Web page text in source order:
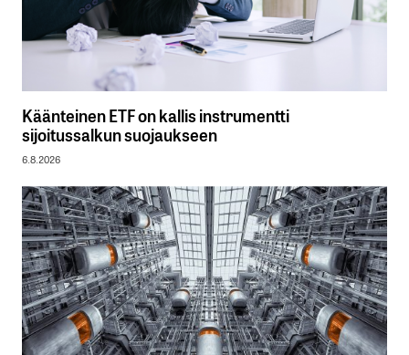
Käänteinen ETF on kallis instrumentti
sijoitussalkun suojaukseen
6.8.2026